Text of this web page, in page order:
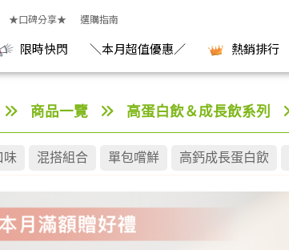
★口碑分享★ 選購指南
限時快閃 ＼本月超值優惠／ 熱銷排行
商品一覽 高蛋白飲＆成長飲系列
味 混搭組合 單包嚐鮮 高鈣成長蛋白飲